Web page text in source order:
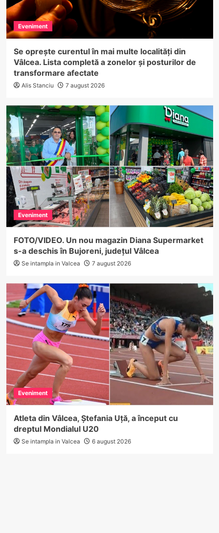
Eveniment
Se oprește curentul în mai multe localități din
Vâlcea. Lista completă a zonelor și posturilor de
transformare afectate
Alis Stanciu 7 august 2026
Eveniment
FOTO/VIDEO. Un nou magazin Diana Supermarket
s-a deschis în Bujoreni, județul Vâlcea
Se intampla in Valcea 7 august 2026
Eveniment
Atleta din Vâlcea, Ștefania Uță, a început cu
dreptul Mondialul U20
Se intampla in Valcea 6 august 2026